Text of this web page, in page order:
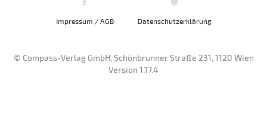
Impressum / AGB Datenschutzerklärung
© Compass-Verlag GmbH, Schönbrunner Straße 231, 1120 Wien
Version 1.17.4